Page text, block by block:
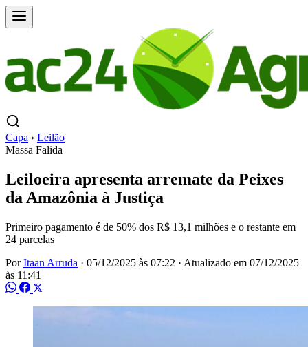
Capa › Leilão
Massa Falida
Leiloeira apresenta arremate da Peixes
da Amazônia à Justiça
Primeiro pagamento é de 50% dos R$ 13,1 milhões e o restante em
24 parcelas
PorItaan Arruda · 05/12/2025 às 07:22 · Atualizado em 07/12/2025
às 11:41